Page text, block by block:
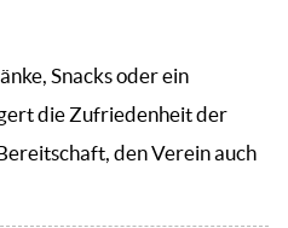
Snacks oder ein
die Zufriedenheit der
den Verein auch